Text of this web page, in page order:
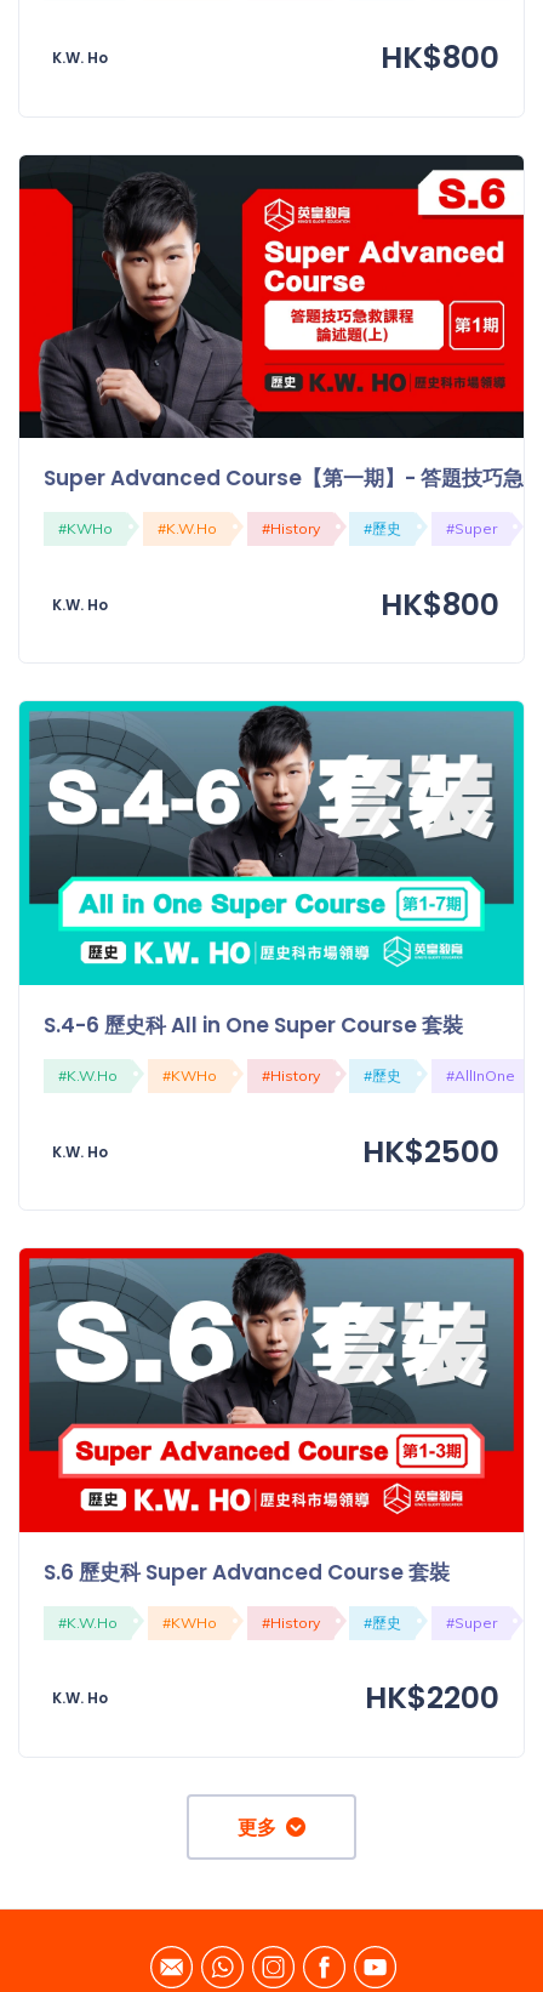
K.W. Ho HK$800
Super Advanced Course【第一期】- 答題技巧急
#KWHo #K.W.Ho #History #歷史 #Super
K.W. Ho HK$800
S.4-6 歷史科 All in One Super Course 套裝
#K.W.Ho #KWHo #History #歷史 #AllInOne
K.W. Ho HK$2500
S.6 歷史科 Super Advanced Course 套裝
#K.W.Ho #KWHo #History #歷史 #Super
K.W. Ho HK$2200
更多